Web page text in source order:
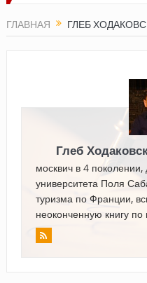
ГЛАВНАЯ ГЛЕБ
Глеб
москвич в 4
университета Поля
туризма по Франции,
неоконченную книгу по